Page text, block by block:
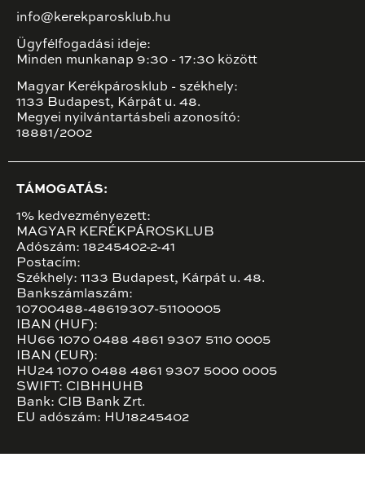
info@kerekparosklub.hu
Ügyfélfogadási ideje:
Minden munkanap 9:30 - 17:30 között
Magyar Kerékpárosklub - székhely:
1133 Budapest, Kárpát u. 48.
Megyei nyilvántartásbeli azonosító:
18881/2002
TÁMOGATÁS:
1% kedvezményezett:
MAGYAR KERÉKPÁROSKLUB
Adószám: 18245402-2-41
Postacím:
Székhely: 1133 Budapest, Kárpát u. 48.
Bankszámlaszám:
10700488-48619307-51100005
IBAN (HUF):
HU66 1070 0488 4861 9307 5110 0005
IBAN (EUR):
HU24 1070 0488 4861 9307 5000 0005
SWIFT: CIBHHUHB
Bank: CIB Bank Zrt.
EU adószám: HU18245402